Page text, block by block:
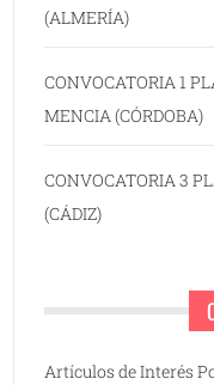
(ALMERÍA)
CONVOCATORIA 1
MENCIA (CÓRDOBA)
CONVOCATORIA 3
(CÁDIZ)
Artículos de Interés